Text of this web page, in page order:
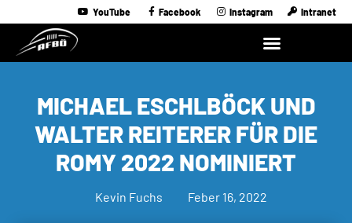
YouTube Facebook Instagram Intranet
MICHAEL ESCHLBÖCK UND
WALTER REITERER FÜR DIE
ROMY 2022 NOMINIERT
Kevin Fuchs Feber 16, 2022